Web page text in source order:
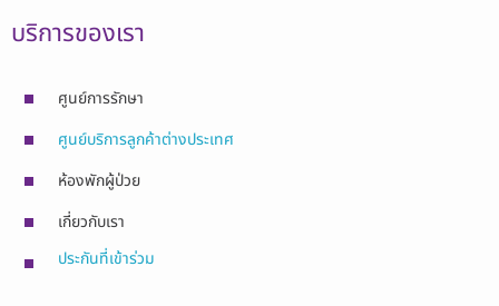
บริการของเรา
ศูนย์การรักษา
ศูนย์บริการลูกค้าต่างประเทศ
ห้องพักผู้ป่วย
เกี่ยวกับเรา
ประกันที่เข้าร่วม